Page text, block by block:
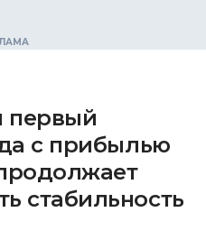
первый
с прибылью
стабильность